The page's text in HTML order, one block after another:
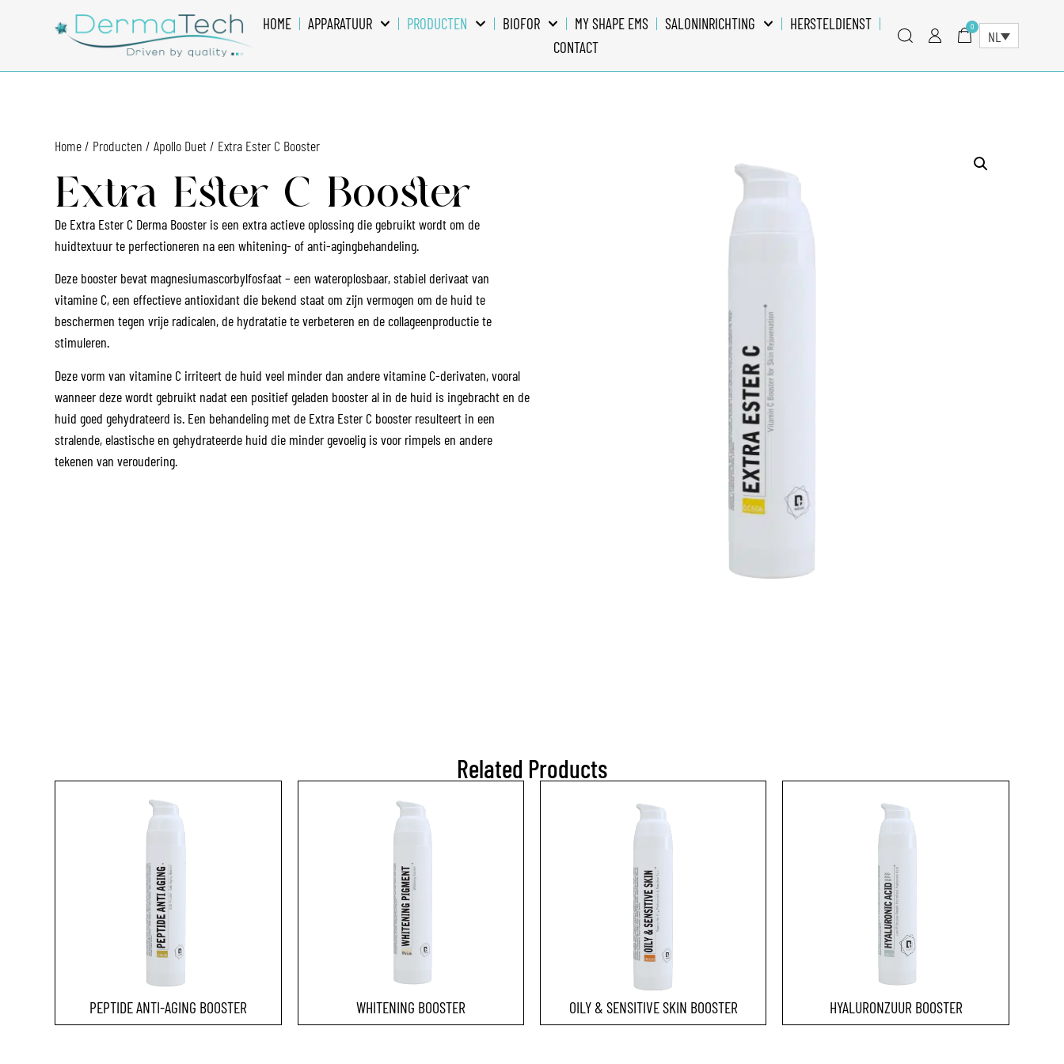
HOME APPARATUUR PRODUCTEN BIOFOR MY SHAPE EMS SALONINRICHTING
HERSTELDIENST
CONTACT
0
NL
Home/ Producten /Apollo Duet / Extra Ester C Booster
Extra Ester C Booster
De Extra Ester C Derma Booster is een extra actieve oplossing die gebruikt wordt om de
huidtextuur te perfectioneren na een whitening- of anti-agingbehandeling.
Deze booster bevat magnesiumascorbylfosfaat – een wateroplosbaar, stabiel derivaat van
vitamine C, een effectieve antioxidant die bekend staat om zijn vermogen om de huid te
beschermen tegen vrije radicalen, de hydratatie te verbeteren en de collageenproductie te
stimuleren.
Deze vorm van vitamine C irriteert de huid veel minder dan andere vitamine C-derivaten, vooral
wanneer deze wordt gebruikt nadat een positief geladen booster al in de huid is ingebracht en de
huid goed gehydrateerd is. Een behandeling met de Extra Ester C booster resulteert in een
stralende, elastische en gehydrateerde huid die minder gevoelig is voor rimpels en andere
tekenen van veroudering.
Related Products
PEPTIDE ANTI-AGING BOOSTER WHITENING BOOSTER OILY & SENSITIVE SKIN BOOSTER HYALURONZUUR BOOSTER